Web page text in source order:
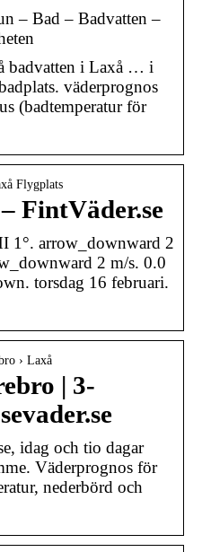
– Bad – Badvatten –
badvatten i Laxå … i
väderprognos
(badtemperatur för
Flygplats
FintVäder.se
1°. arrow_downward 2
2 m/s. 0.0
torsdag 16 februari.
› Laxå
| 3-
idag och tio dagar
Väderprognos för
nederbörd och